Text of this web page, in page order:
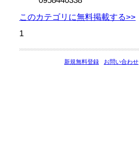
このカテゴリに無料掲載する>>
1
新規無料登録 お問い合わせ